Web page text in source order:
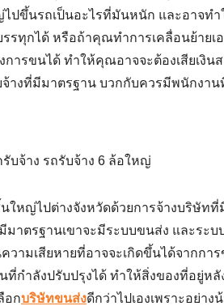
ปขึ้นรถเป็นอะไรที่มันหนัก และอาจท
รทุกได้ หรือถ้าคุณทำการเคลื่อนย้ายเ
ารขนได้ ทำให้คุณอาจจะต้องเสียเงิน
างที่มีมาตรฐาน บวกกับควรมีพนักงา
ใหญ่ไปต่างจังหวัดด้วยการจ้างบริษัทที่
มาตรฐานเขาจะมีระบบขนส่ง และระ
ามเสียหายที่อาจจะเกิดขึ้นได้จากกา
ที่กำลังปรับปรุงได้ ทำให้สิ่งของที่อยู่ห
อกบริษัทขนส่งดีกว่าไปเองเพราะอย่า